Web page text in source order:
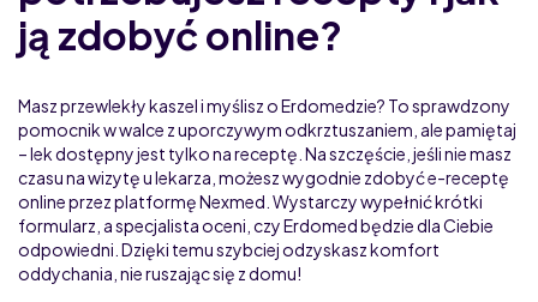
ją zdobyć online?
Masz przewlekły kaszel i myślisz o Erdomedzie? To sprawdzony
pomocnik w walce z uporczywym odkrztuszaniem, ale pamiętaj
– lek dostępny jest tylko na receptę. Na szczęście, jeśli nie masz
czasu na wizytę u lekarza, możesz wygodnie zdobyć e-receptę
online przez platformę Nexmed. Wystarczy wypełnić krótki
formularz, a specjalista oceni, czy Erdomed będzie dla Ciebie
odpowiedni. Dzięki temu szybciej odzyskasz komfort
oddychania, nie ruszając się z domu!